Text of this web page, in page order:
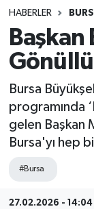
HABERLER
Başkan
Bursa
programında
gelen Başkan
Bursa'yı hep
#Bursa
27.02.2026 - 14:04
Tüm
Son
Haber